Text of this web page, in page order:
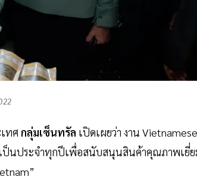
ทศ กลุ่มเซ็นทรัล เปิดเผยว่า งาน Vietnamese
ป็นประจำทุกปีเพื่อสนับสนุนสินค้าคุณภาพเยี่